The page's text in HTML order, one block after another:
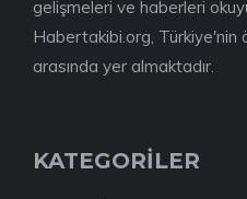
gelişmeleri ve haberleri
Habertakibi.org, Türkiye'nin
arasında yer almaktadır.
KATEGORİLER